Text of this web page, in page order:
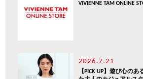
VIVIENNE TAM ONLINE
2026.7.21
【PICK UP】遊び心の